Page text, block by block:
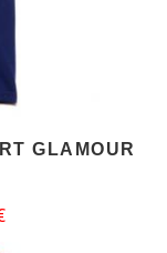
GLAMOUR